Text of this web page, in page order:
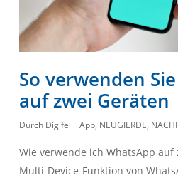
So verwenden
auf zwei Geräten
Durch Digife App, NEUGIERDE,
Wie verwende ich WhatsApp auf
Multi-Device-Funktion von